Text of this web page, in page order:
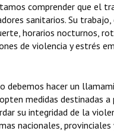
comprender que el
sanitarios. Su
horarios nocturnos,
de violencia y estrés
debemos hacer un
medidas destinadas
su integridad de la
nacionales,